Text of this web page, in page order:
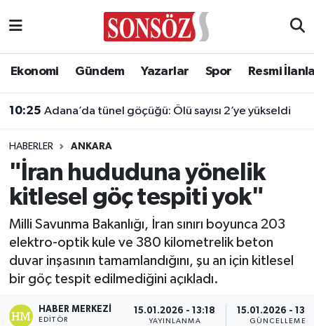
Ekonomi Gündem Yazarlar Spor Resmi
10:25 Adana’da tünel göçüğü: Ölü sayısı 2’ye yükseldi
HABERLER ANKARA
"İran hududuna yönelik
kitlesel göç tespiti yok"
Milli Savunma Bakanlığı, İran sınırı boyunca 203
elektro-optik kule ve 380 kilometrelik beton
duvar inşasının tamamlandığını, şu an için kitlesel
bir göç tespit edilmediğini açıkladı.
HABER MERKEZI
EDITÖR
15.01.2026 - 13:18
YAYINLANMA
15.01.2026 -
GÜNCELLEME
Asayiş
Biyografi
Çevre
Diğer
Dünya
Eğitim
Ankara Nöbetçi Eczaneler
Ankara Trafik Yoğunluk Haritası
Süper Lig Puan Durumu ve Fikstür
Tüm Manşetler
Son Dakika Haberleri
Haber Arşivi